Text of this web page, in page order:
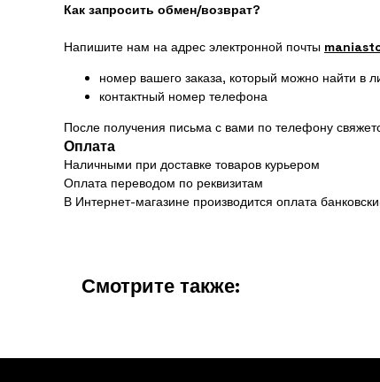
Как запросить обмен/возврат?
Напишите нам на адрес электронной почты
номер вашего заказа, который можно найти в
контактный номер телефона
После получения письма с вами по телефону
Оплата
Наличными при доставке товаров курьером
Оплата переводом по реквизитам
В Интернет-магазине производится оплата
Смотрите также: